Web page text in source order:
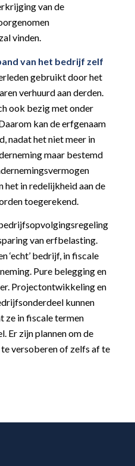
van de
vinden.
van het bedrijf zelf
gebruikt door het
verhuurd aan derden.
ook bezig met onder
kan de erfgenaam
nadat het niet meer in
maar bestemd
het in redelijkheid aan de
toegerekend.
van erfbelasting.
‘echt’ bedrijf, in fiscale
Pure belegging en
Projectontwikkeling en
kunnen
ze in fiscale termen
Er zijn plannen om de
versoberen of zelfs af te